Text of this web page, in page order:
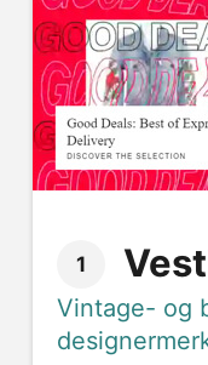
1
Vintage- og